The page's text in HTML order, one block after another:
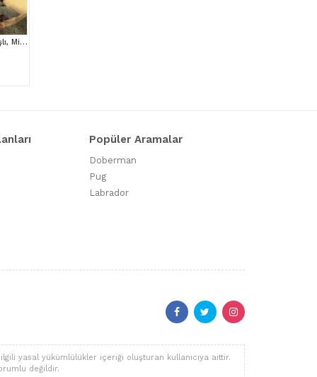
Toy Poodle House çıkışlı, Micro Boy Toy Poodle kızımız yeni ailesini arıyor
Popüler Aramalar
Doberman
Pug
Labrador
yasal yükümlülükler içeriği oluşturan kullanıcıya aittir.
değildir.